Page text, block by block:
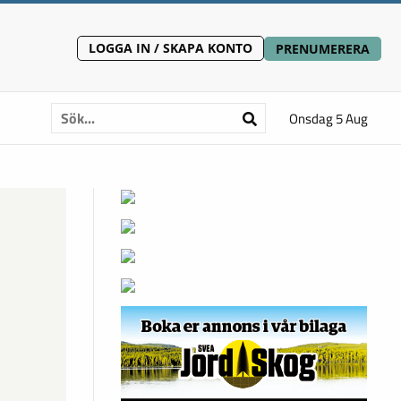
LOGGA IN / SKAPA KONTO PRENUMERERA
Onsdag 5 Aug